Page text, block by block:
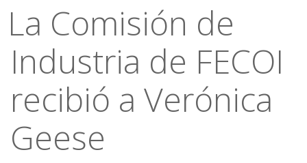
La Comisión de
Industria de FECOI
recibió a Verónica
Geese